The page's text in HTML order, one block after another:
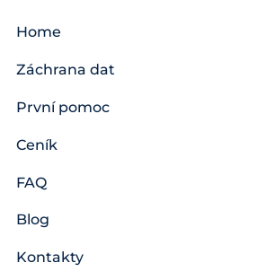
Home
Záchrana dat
První pomoc
Ceník
FAQ
Blog
Kontakty